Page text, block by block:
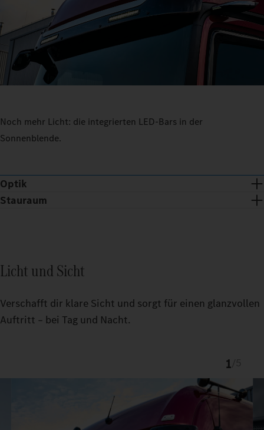
Noch mehr Licht: die integrierten LED-Bars in der
Sonnenblende.
Optik
Chromspange und -dots verleihen der ProCabin Front eine
Stauraum
Der passgenaue TruckLocker schafft mehr Ordnung und
Licht und Sicht
Verschafft dir klare Sicht und sorgt für einen glanzvollen
Auftritt – bei Tag und Nacht.
1